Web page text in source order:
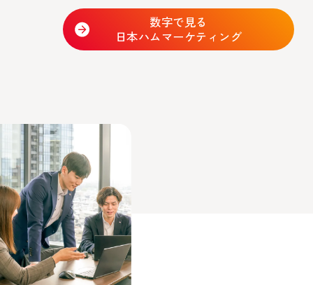
数字で見る
日本ハムマーケティング